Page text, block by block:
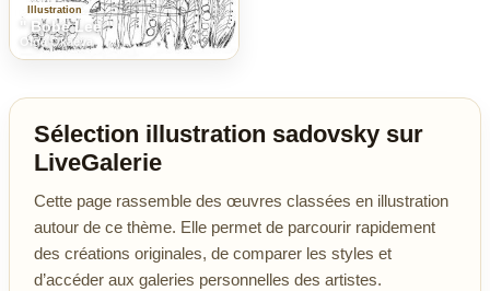
Illustration
'' Bobe Lee ''
Olga Okaeva
Sélection illustration sadovsky sur
LiveGalerie
Cette page rassemble des œuvres classées en illustration
autour de ce thème. Elle permet de parcourir rapidement
des créations originales, de comparer les styles et
d’accéder aux galeries personnelles des artistes.